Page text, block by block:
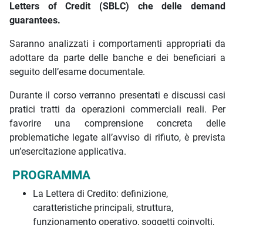
Letters of Credit (SBLC) che delle demand
guarantees.
Saranno analizzati i comportamenti appropriati da
adottare da parte delle banche e dei beneficiari a
seguito dell’esame documentale.
Durante il corso verranno presentati e discussi casi
pratici tratti da operazioni commerciali reali. Per
favorire una comprensione concreta delle
problematiche legate all’avviso di rifiuto, è prevista
un’esercitazione applicativa.
PROGRAMMA
La Lettera di Credito: definizione,
caratteristiche principali, struttura,
funzionamento operativo, soggetti coinvolti,